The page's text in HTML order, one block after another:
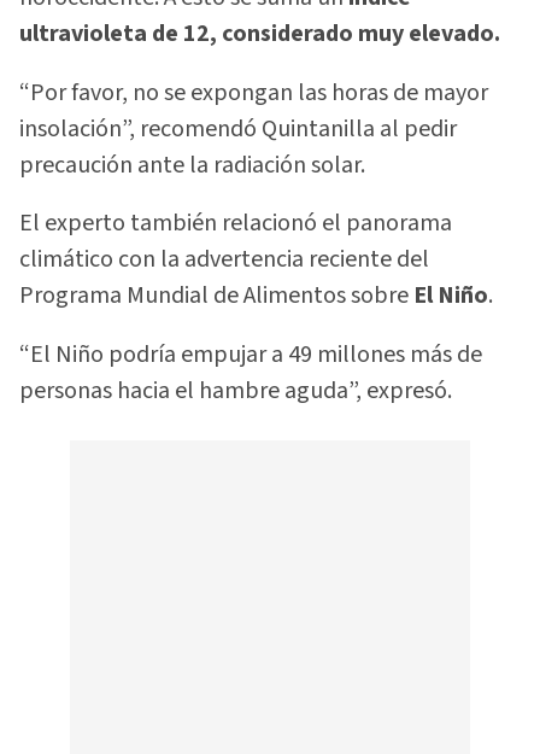
ultravioleta de 12, considerado muy elevado.
“Por favor, no se expongan las horas de mayor
insolación”, recomendó Quintanilla al pedir
precaución ante la radiación solar.
El experto también relacionó el panorama
climático con la advertencia reciente del
Programa Mundial de Alimentos sobre El Niño.
“El Niño podría empujar a 49 millones más de
personas hacia el hambre aguda”, expresó.